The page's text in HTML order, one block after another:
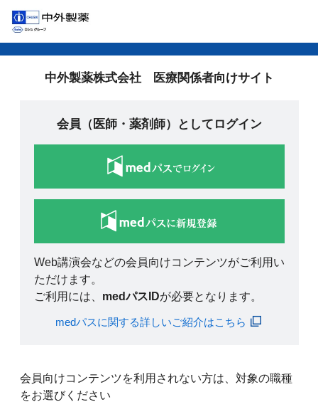
中外製薬株式会社 医療関係者向けサイト
会員（医師・薬剤師）としてログイン
Web講演会などの会員向けコンテンツがご利用い
ただけます。
ご利用には、 medパスIDが必要となります。
medパスに関する詳しいご紹介はこちら
会員向けコンテンツを利用されない方は、対象の職種
をお選びください